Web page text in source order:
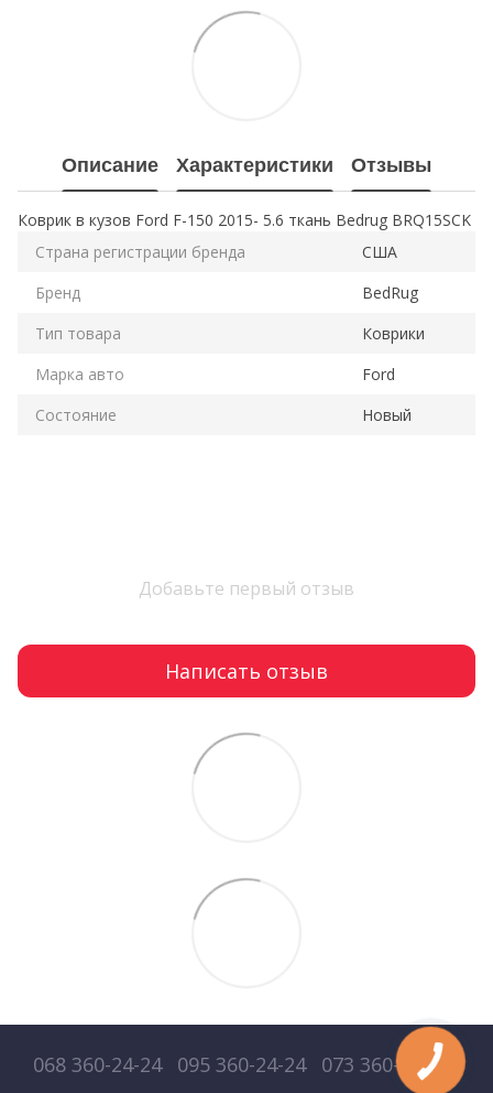
Описание Характеристики Отзывы
Коврик в кузов Ford F-150 2015- 5.6 ткань Bedrug BRQ15SCK
Страна регистрации бренда
США
Бренд
BedRug
Тип товара
Коврики
Марка авто
Ford
Состояние
Новый
Добавьте первый отзыв
Написать отзыв
068 360-24-24 095 360-24-24 073 360-24-24